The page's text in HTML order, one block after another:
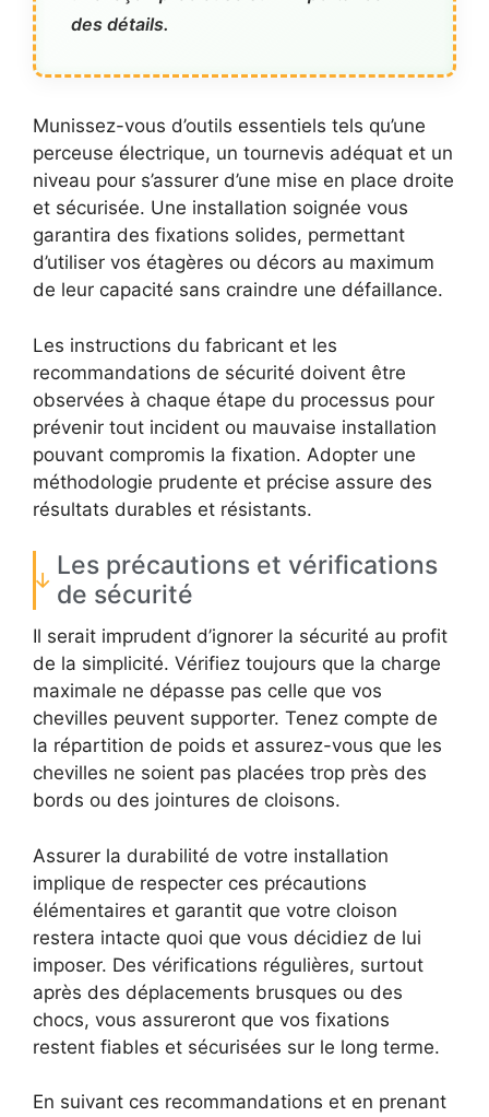
des détails.
Munissez-vous d’outils essentiels tels qu’une
perceuse électrique, un tournevis adéquat et un
niveau pour s’assurer d’une mise en place droite
et sécurisée. Une installation soignée vous
garantira des fixations solides, permettant
d’utiliser vos étagères ou décors au maximum
de leur capacité sans craindre une défaillance.
Les instructions du fabricant et les
recommandations de sécurité doivent être
observées à chaque étape du processus pour
prévenir tout incident ou mauvaise installation
pouvant compromis la fixation. Adopter une
méthodologie prudente et précise assure des
résultats durables et résistants.
Les précautions et vérifications
de sécurité
Il serait imprudent d’ignorer la sécurité au profit
de la simplicité. Vérifiez toujours que la charge
maximale ne dépasse pas celle que vos
chevilles peuvent supporter. Tenez compte de
la répartition de poids et assurez-vous que les
chevilles ne soient pas placées trop près des
bords ou des jointures de cloisons.
Assurer la durabilité de votre installation
implique de respecter ces précautions
élémentaires et garantit que votre cloison
restera intacte quoi que vous décidiez de lui
imposer. Des vérifications régulières, surtout
après des déplacements brusques ou des
chocs, vous assureront que vos fixations
restent fiables et sécurisées sur le long terme.
En suivant ces recommandations et en prenant